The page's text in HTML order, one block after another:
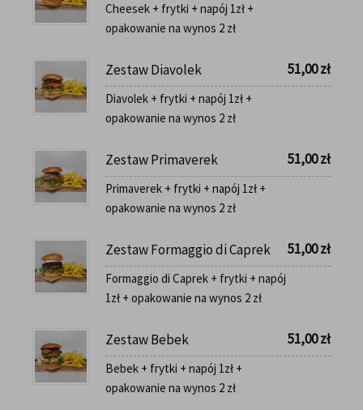
Cheesek + frytki + napój 1zł +
opakowanie na wynos 2 zł
Zestaw Diavolek 51,00zł
Diavolek + frytki + napój 1zł +
opakowanie na wynos 2 zł
Zestaw Primaverek 51,00zł
Primaverek + frytki + napój 1zł +
opakowanie na wynos 2 zł
Zestaw Formaggio di Caprek 51,00zł
Formaggio di Caprek + frytki + napój
1zł + opakowanie na wynos 2 zł
Zestaw Bebek 51,00zł
Bebek + frytki + napój 1zł +
opakowanie na wynos 2 zł